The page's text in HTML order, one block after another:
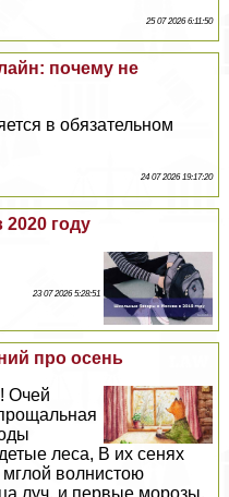
25 07 2026 6:11:50
почему не
в обязательном
24 07 2026 19:17:20
году
23 07 2026 5:28:51
про осень
Очей
леса, В их сенях
волнистою
луч, и первые морозы,